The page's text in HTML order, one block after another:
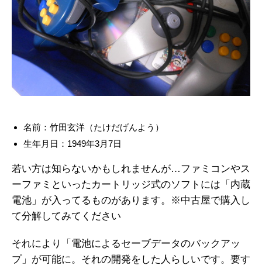
名前：竹田玄洋（たけだげんよう）
生年月日：1949年3月7日
若い方は知らないかもしれませんが…ファミコンやス
ーファミといったカートリッジ式のソフトには「内蔵
電池」が入ってるものがあります。※中古屋で購入し
て分解してみてください
それにより「電池によるセーブデータのバックアッ
プ」が可能に。それの開発をした人らしいです。要す